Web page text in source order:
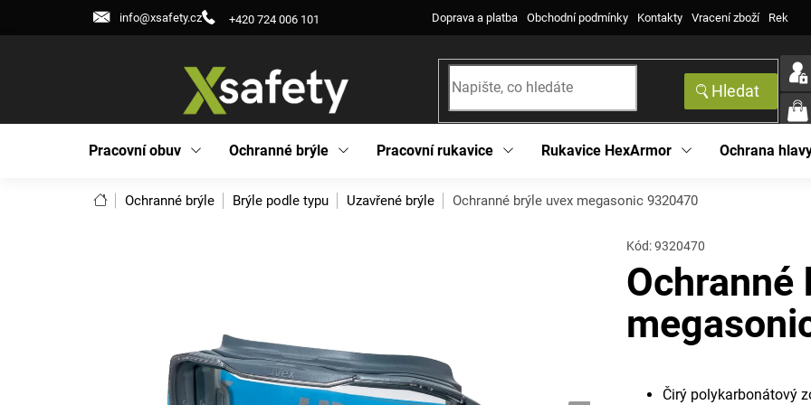
+420 724 006 101
info@xsafety.cz Doprava a platba Obchodní podmínky Kontakty Vracení zboží
Hledat
KOŠÍK
Pracovní obuv Ochranné brýle Pracovní rukavice Rukavice HexArmor Ochrana
DomůOchranné brýle Brýle podle typu Uzavřené brýle Ochranné brýle uvex megasonic 9320470
Ochranné
Kód:9320470
Čirý polykarbonátový